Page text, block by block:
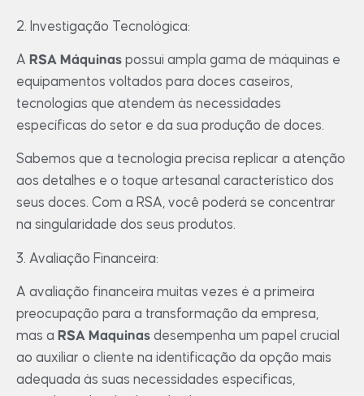
2. Investigação Tecnológica:
A RSA Máquinas possui ampla gama de máquinas e
equipamentos voltados para doces caseiros,
tecnologias que atendem às necessidades
específicas do setor e da sua produção de doces.
Sabemos que a tecnologia precisa replicar a atenção
aos detalhes e o toque artesanal característico dos
seus doces. Com a RSA, você poderá se concentrar
na singularidade dos seus produtos.
3. Avaliação Financeira:
A avaliação financeira muitas vezes é a primeira
preocupação para a transformação da empresa,
mas a RSA Maquinas desempenha um papel crucial
ao auxiliar o cliente na identificação da opção mais
adequada às suas necessidades específicas,